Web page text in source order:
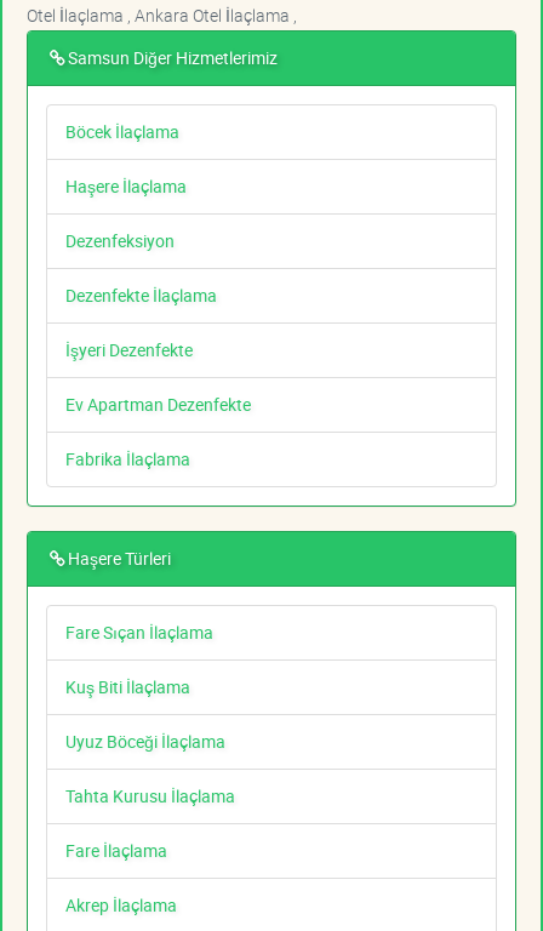
Otel İlaçlama , Ankara Otel İlaçlama ,
Samsun Diğer Hizmetlerimiz
Böcek İlaçlama
Haşere İlaçlama
Dezenfeksiyon
Dezenfekte İlaçlama
İşyeri Dezenfekte
Ev Apartman Dezenfekte
Fabrika İlaçlama
Haşere Türleri
Fare Sıçan İlaçlama
Kuş Biti İlaçlama
Uyuz Böceği İlaçlama
Tahta Kurusu İlaçlama
Fare İlaçlama
Akrep İlaçlama